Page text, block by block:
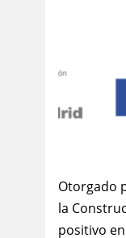
Otorgado
la
positivo